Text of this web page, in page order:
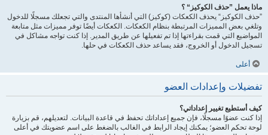
ماذا يعمل ”حذف الكوكيز“ ؟
”حذف الكوكيز“ يحذف الكعكات (كوكيز) التي أنشأها المنتدى والتي تجعلك مسجلًا للدخول
وتلغي بعض المميزات المرتبطة بنظام الكعكات. الكعكات أيضًا توفر مميزات مثل متابعة
المواضيع التي قمت بقراءتها إذا تم تفعيلها عن طريق المدير. إذا كنت تواجه مشاكل في
تسجيل الدخول أو الخروج، فقد يساعد حذف الكعكات في حلها.
أعلى
تفضيلات وإعدادات العضو
كيف أستطيع تغيير إعداداتي؟
إذا كنت عضوًا مسجلًا، فإن جميع إعداداتك تحفظ في قاعدة البيانات. لتعديلهم، قم بزيارة
لوحة تحكم العضو؛ يمكنك إيجاد الرابط في الغالب بالضغط على اسم عضويتك في أعلى